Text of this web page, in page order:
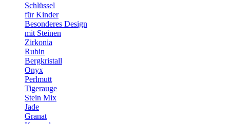
Schlüssel
für Kinder
Besonderes Design
mit Steinen
Zirkonia
Rubin
Bergkristall
Onyx
Perlmutt
Tigerauge
Stein Mix
Jade
Granat